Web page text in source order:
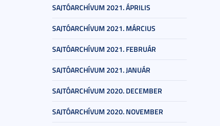
SAJTÓARCHÍVUM 2021. ÁPRILIS
SAJTÓARCHÍVUM 2021. MÁRCIUS
SAJTÓARCHÍVUM 2021. FEBRUÁR
SAJTÓARCHÍVUM 2021. JANUÁR
SAJTÓARCHÍVUM 2020. DECEMBER
SAJTÓARCHÍVUM 2020. NOVEMBER